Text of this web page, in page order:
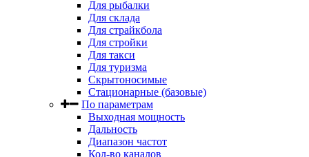
Для рыбалки
Для склада
Для страйкбола
Для стройки
Для такси
Для туризма
Скрытоносимые
Стационарные (базовые)
По параметрам
Выходная мощность
Дальность
Диапазон частот
Кол-во каналов